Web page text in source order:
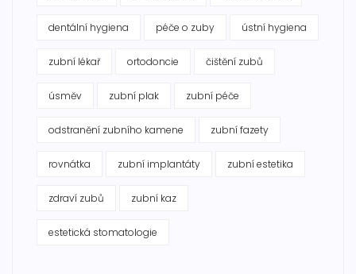
dentální hygiena péče o zuby ústní hygiena
zubní lékař ortodoncie čištění zubů
úsměv zubní plak zubní péče
odstranění zubního kamene zubní fazety
rovnátka zubní implantáty zubní estetika
zdraví zubů zubní kaz
estetická stomatologie